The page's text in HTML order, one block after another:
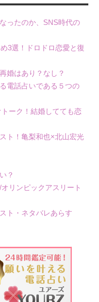
ったのか、SNS時代の
3選！ドロドロ恋愛と復
婚はあり？なし？
電話占いである５つの
ーク！結婚してても恋
ト！亀梨和也×北山宏光
？
リンピックアスリート
ト・ネタバレあらす